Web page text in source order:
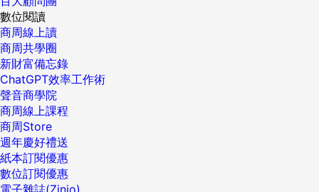
數位閱讀
商周線上讀
商周共學圈
新財富備忘錄
ChatGPT效率工作術
聲音商學院
商周線上課程
商周Store
週年慶好禮送
紙本訂閱優惠
數位訂閱優惠
電子雜誌(Zinio)